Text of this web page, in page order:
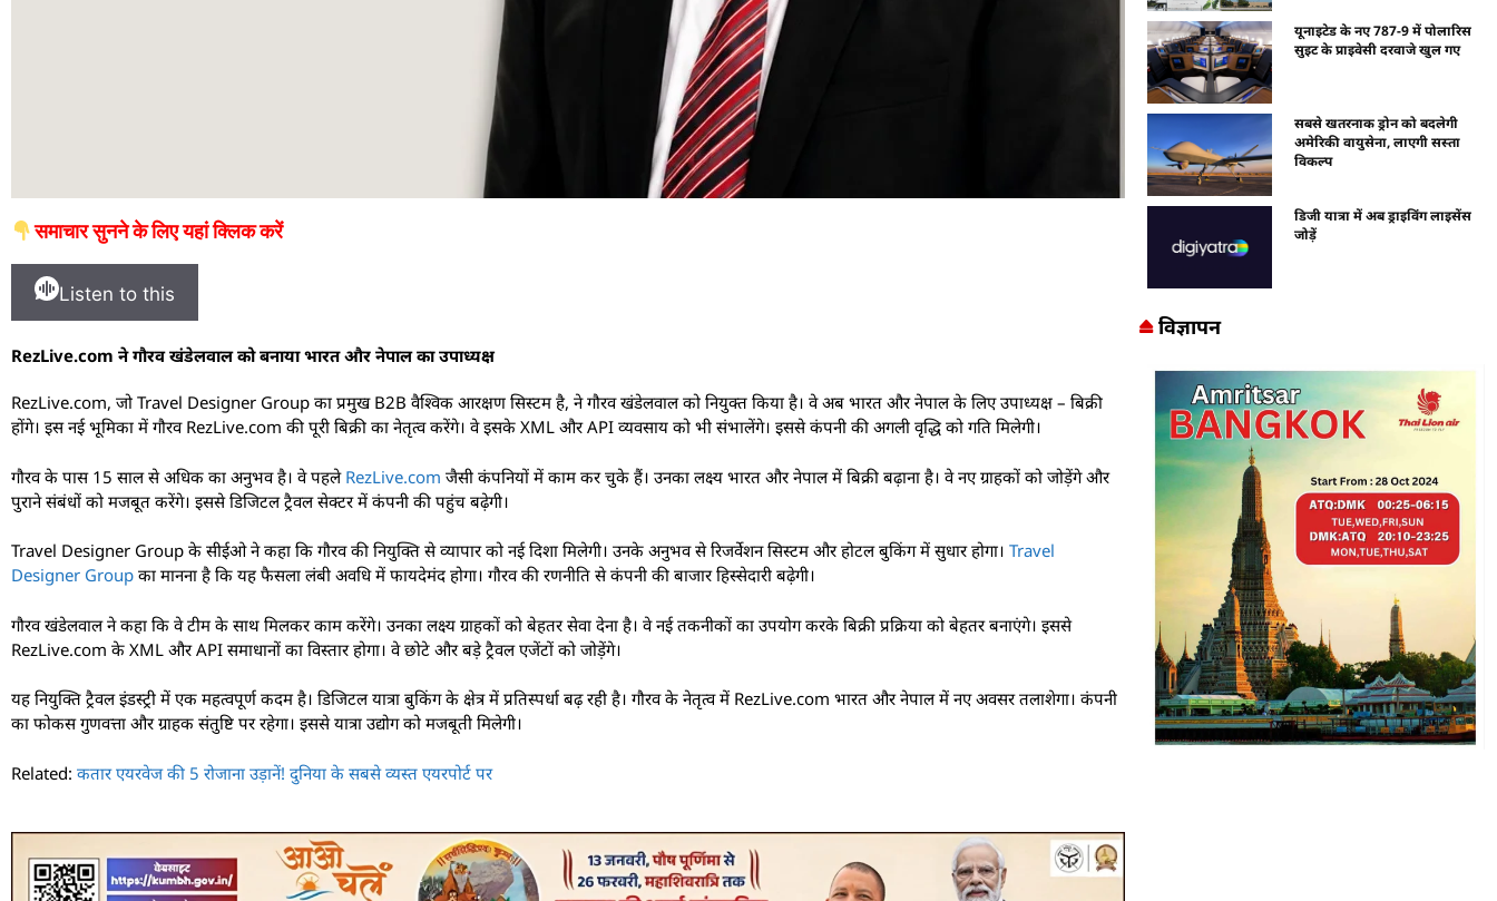
समाचार सुनने के लिए यहां क्लिक करें
Listen to this
RezLive.com ने गौरव खंडेलवाल को बनाया भारत और नेपाल का उपाध्यक्ष
RezLive.com, जो Travel Designer Group का प्रमुख B2B वैश्विक आरक्षण सिस्टम है, ने गौरव खंडेलवाल को नियुक्त किया है। वे अब भारत और नेपाल के लिए उपाध्यक्ष – बिक्री
होंगे। इस नई भूमिका में गौरव RezLive.com की पूरी बिक्री का नेतृत्व करेंगे। वे इसके XML और API व्यवसाय को भी संभालेंगे। इससे कंपनी की अगली वृद्धि को गति मिलेगी।
गौरव के पास 15 साल से अधिक का अनुभव है। वे पहले RezLive.com जैसी कंपनियों में काम कर चुके हैं। उनका लक्ष्य भारत और नेपाल में बिक्री बढ़ाना है। वे नए ग्राहकों को जोड़ेंगे और
पुराने संबंधों को मजबूत करेंगे। इससे डिजिटल ट्रैवल सेक्टर में कंपनी की पहुंच बढ़ेगी।
Travel Designer Group के सीईओ ने कहा कि गौरव की नियुक्ति से व्यापार को नई दिशा मिलेगी। उनके अनुभव से रिजर्वेशन सिस्टम और होटल बुकिंग में सुधार होगा। Travel
Designer Group का मानना है कि यह फैसला लंबी अवधि में फायदेमंद होगा। गौरव की रणनीति से कंपनी की बाजार हिस्सेदारी बढ़ेगी।
गौरव खंडेलवाल ने कहा कि वे टीम के साथ मिलकर काम करेंगे। उनका लक्ष्य ग्राहकों को बेहतर सेवा देना है। वे नई तकनीकों का उपयोग करके बिक्री प्रक्रिया को बेहतर बनाएंगे। इससे
RezLive.com के XML और API समाधानों का विस्तार होगा। वे छोटे और बड़े ट्रैवल एजेंटों को जोड़ेंगे।
यह नियुक्ति ट्रैवल इंडस्ट्री में एक महत्वपूर्ण कदम है। डिजिटल यात्रा बुकिंग के क्षेत्र में प्रतिस्पर्धा बढ़ रही है। गौरव के नेतृत्व में RezLive.com भारत और नेपाल में नए अवसर तलाशेगा। कंपनी
का फोकस गुणवत्ता और ग्राहक संतुष्टि पर रहेगा। इससे यात्रा उद्योग को मजबूती मिलेगी।
Related: कतार एयरवेज की 5 रोजाना उड़ानें! दुनिया के सबसे व्यस्त एयरपोर्ट पर
यूनाइटेड के नए 787-9 में पोलारिस
सुइट के प्राइवेसी दरवाजे खुल गए
सबसे खतरनाक ड्रोन को बदलेगी
अमेरिकी वायुसेना, लाएगी सस्ता
विकल्प
डिजी यात्रा में अब ड्राइविंग लाइसेंस
जोड़ें
विज्ञापन